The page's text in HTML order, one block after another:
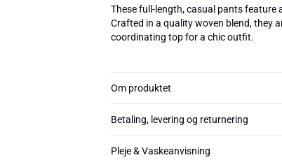
These full-length, casual pants
Crafted in a quality woven blend, they
coordinating top for a chic outfit.
Om produktet
Betaling, levering og returnering
Pleje & Vaskeanvisning